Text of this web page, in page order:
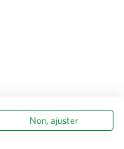
du pays du fournisseur
Non, ajuster